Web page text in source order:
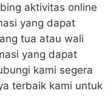
aktivitas online
yang dapat
tua atau wali
yang dapat
kami segera
terbaik kami untuk